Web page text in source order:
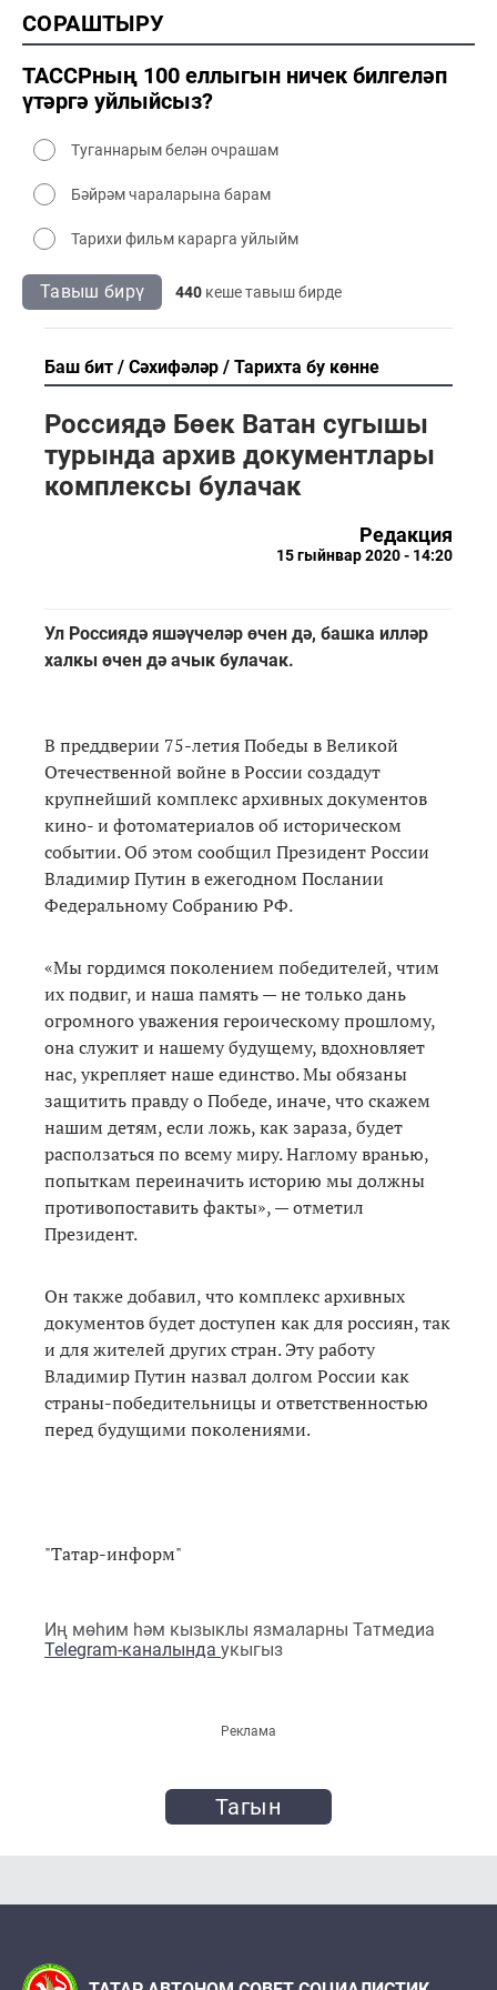
2000 сәнәгать
2000 мәдәният
СОРАШТЫРУ
ТАССРның 100 еллыгын ничек билгеләп
үтәргә уйлыйсыз?
Туганнарым белән очрашам
Бәйрәм чараларына барам
Тарихи фильм карарга уйлыйм
Тавыш бирү 440 кеше тавыш бирде
Баш бит Сәхифәләр Тарихта бу көнне
Россиядә Бөек Ватан сугышы
турында архив документлары
комплексы булачак
Редакция
15 гыйнвар 2020 - 14:20
Ул Россиядә яшәүчеләр өчен дә, башка илләр
халкы өчен дә ачык булачак.
В преддверии 75-летия Победы в Великой
Отечественной войне в России создадут
крупнейший комплекс архивных документов
кино- и фотоматериалов об историческом
событии. Об этом сообщил Президент России
Владимир Путин в ежегодном Послании
Федеральному Собранию РФ.
«Мы гордимся поколением победителей, чтим
их подвиг, и наша память — не только дань
огромного уважения героическому прошлому,
она служит и нашему будущему, вдохновляет
нас, укрепляет наше единство. Мы обязаны
защитить правду о Победе, иначе, что скажем
нашим детям, если ложь, как зараза, будет
расползаться по всему миру. Наглому вранью,
попыткам переиначить историю мы должны
противопоставить факты», — отметил
Президент.
Он также добавил, что комплекс архивных
документов будет доступен как для россиян, так
и для жителей других стран. Эту работу
Владимир Путин назвал долгом России как
страны-победительницы и ответственностью
перед будущими поколениями.
"Татар-информ"
Иң мөһим һәм кызыклы язмаларны Татмедиа
Telegram-каналында укыгыз
Реклама
Тагын